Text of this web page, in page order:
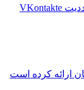
‫VKontakte